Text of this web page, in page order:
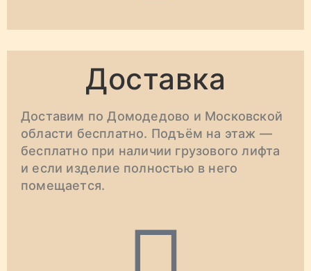
Доставка
Доставим по Домодедово и Московской
области бесплатно. Подъём на этаж —
бесплатно при наличии грузового лифта
и если изделие полностью в него
помещается.